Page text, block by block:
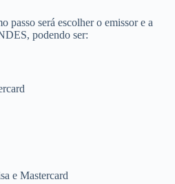
passo será escolher o emissor e a
podendo ser:
e Mastercard